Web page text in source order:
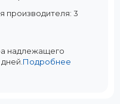
производителя: 3
надлежащего
Подробнее